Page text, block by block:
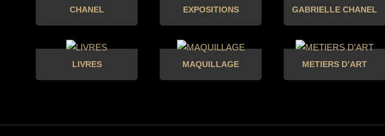
CHANEL EXPOSITIONS GABRIELLE CHANEL
LIVRES MAQUILLAGE METIERS D’ART